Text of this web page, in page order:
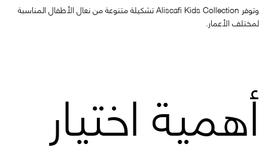
وتوفر Aliscafi Kids Collectionتشكيلة متنوعة من نعال الأطفال المناسبة
لمختلف الأعمار.
أهمية اختيار